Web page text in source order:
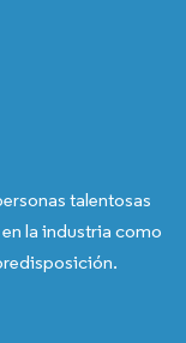
talentosas
la industria como